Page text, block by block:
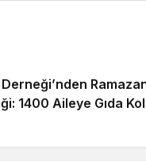
1400 Aileye Gıda